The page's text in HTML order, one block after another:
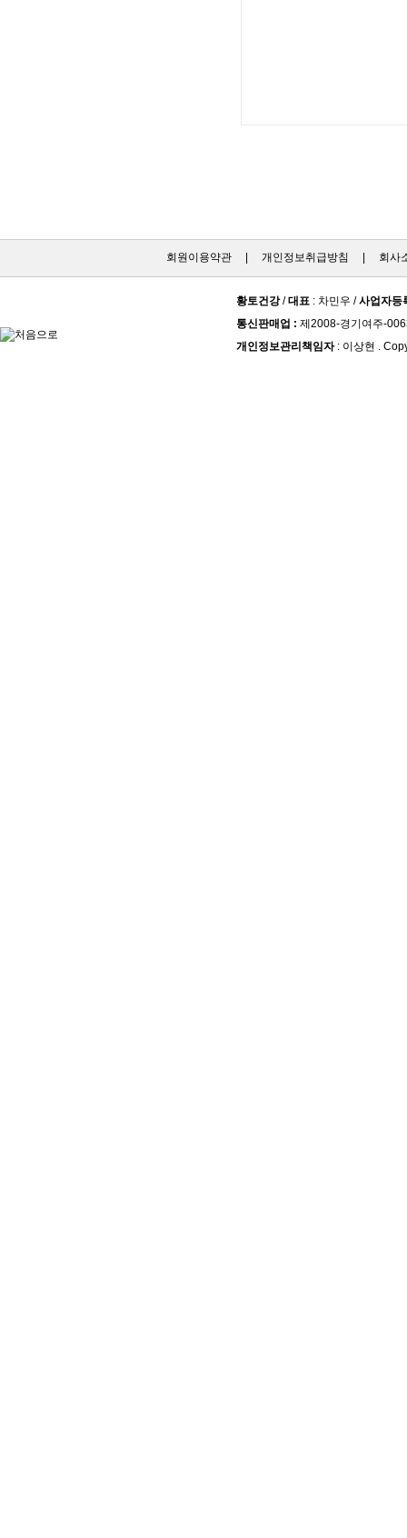
회원이용약관| 개인정보취급방침 회사
황토건강/대표 : 차민우 /사업자등
통신판매업 : 제2008-경기여주-
개인정보관리책임자: 이상현 .